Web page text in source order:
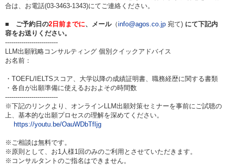
合は、お電話(03-3463-1343)にてご連絡ください。
■ ご予約日の2日前までに、メール（info@agos.co.jp 宛て) にて下記内
容をお送りください。
--------------------------
LLM出願戦略コンサルティング 個別クイックアドバイス
お名前：
・TOEFL/IELTSスコア、大学以降の成績証明書、職務経歴に関する書類
・各自が出願準備に使えるおおよその時間数
--------------------------
※下記のリンクより、オンラインLLM出願対策セミナーを事前にご試聴の
上、基本的な出願プロセスの理解を深めてください。
https://youtu.be/OauWDbTfIjg
※ご相談は無料です。
※原則として、お1人様1回のみのご利用とさせていただきます。
※コンサルタントのご指名はできません。